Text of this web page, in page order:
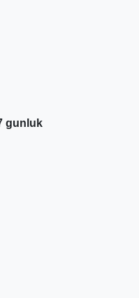
gunluk